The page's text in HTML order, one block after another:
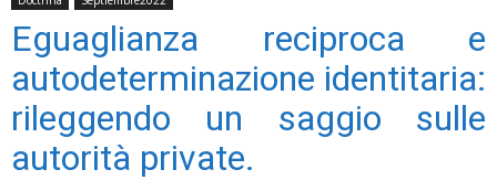
Eguaglianza reciproca e
autodeterminazione identitaria:
rileggendo un saggio sulle
autorità private.